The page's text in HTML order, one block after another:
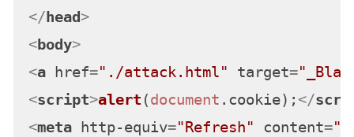
</head>
<body>
<a href="./attack.html" target=
<script>alert (document . cookie); </
<meta http-equiv="Refresh" content=